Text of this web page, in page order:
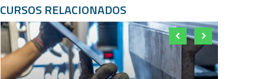
CURSOS RELACIONADOS